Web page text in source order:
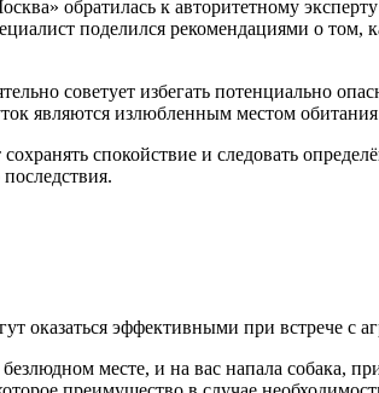
обратилась к авторитетному
поделился рекомендациями о том,
советует избегать потенциально
являются излюбленным местом
спокойствие и следовать
оказаться эффективными при встрече с
месте, и на вас напала собака,